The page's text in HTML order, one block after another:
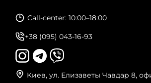
Call-center: 10:00–18:00
+38 (095) 043-16-93
Киев, ул. Елизаветы Чавдар 8,